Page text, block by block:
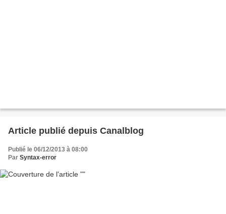
Article publié depuis Canalblog
Publié le 06/12/2013 à 08:00
Par Syntax-error